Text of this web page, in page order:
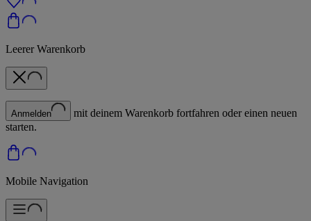
Leerer Warenkorb
Anmelden
mit deinem Warenkorb fortfahren oder einen neuen
starten.
Mobile Navigation